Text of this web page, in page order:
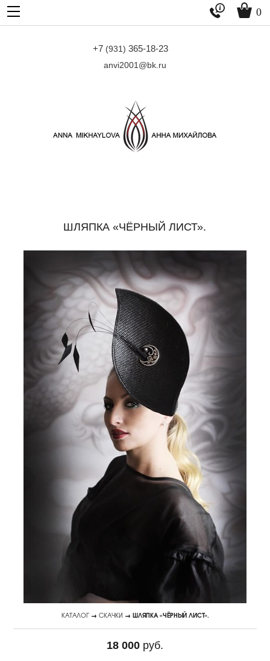
+7 (931) 365-18-23
anvi2001@bk.ru
  0
ШЛЯПКА «ЧЁРНЫЙ ЛИСТ».
КАТАЛОГ→ СКАЧКИ → ШЛЯПКА «ЧЁРНЫЙ ЛИСТ».
18 000руб.